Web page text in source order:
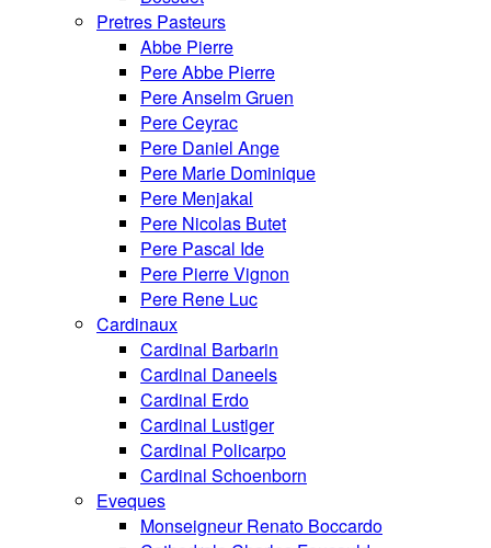
Pretres Pasteurs
Abbe Pierre
Pere Abbe Pierre
Pere Anselm Gruen
Pere Ceyrac
Pere Daniel Ange
Pere Marie Dominique
Pere Menjakal
Pere Nicolas Butet
Pere Pascal Ide
Pere Pierre Vignon
Pere Rene Luc
Cardinaux
Cardinal Barbarin
Cardinal Daneels
Cardinal Erdo
Cardinal Lustiger
Cardinal Policarpo
Cardinal Schoenborn
Eveques
Monseigneur Renato Boccardo